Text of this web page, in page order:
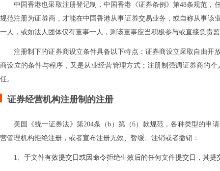
中国香港也采取注册登记制，中国香港《证券条例》第48条规范
规范注册为证券商，才能在中国香港从事证券交易业务，或自称从事
一人，或如法人团体仅有董事一人，则该董事应当积极参与或直接负责
注册制下的证券商设立条件具备以下特点：证券商设立采取自由
商设立的条件与程序，又是从业经营管理方式；注册制强调证券商的
任。
证券经营机构注册制的注册
美国《统一证券法》第204条（b）第（6）款规范，各种类型的申
营管理机构拒绝注册，或者宣布注册无效、暂缓、注销或者撤销：
1、于文件有效提交日或因命令拒绝生效后的任何文件提交日，其